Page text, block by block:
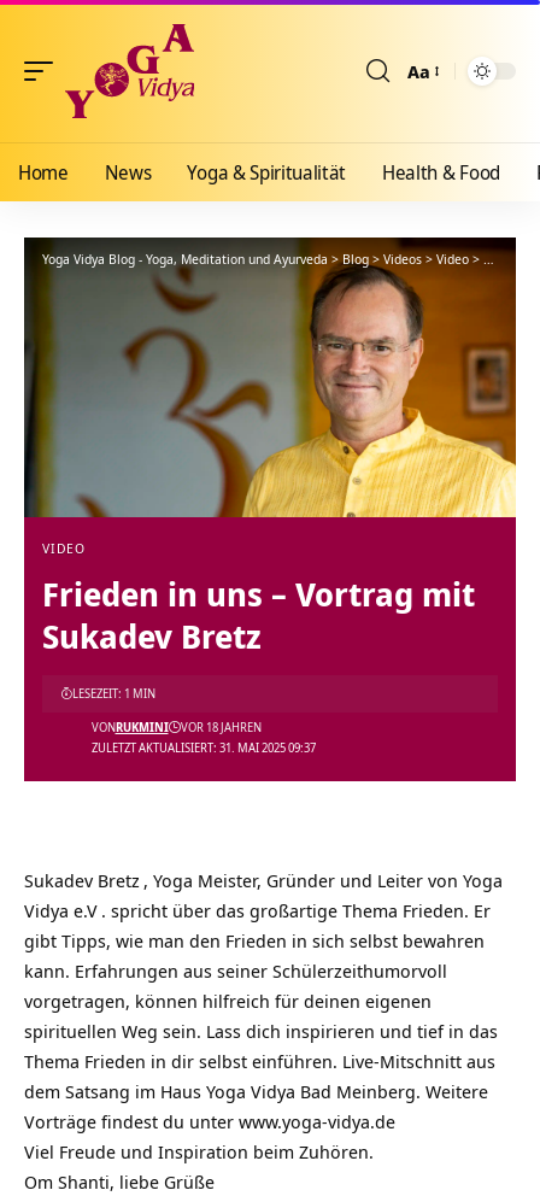
Aa
Home News Yoga & Spiritualität Health & Food
Yoga Vidya Blog - Yoga, Meditation und Ayurveda >Blog > Videos>Video> Frieden
VIDEO
Frieden in uns – Vortrag mit
Sukadev Bretz
ZULETZT AKTUALISIERT: 31. MAI 2025 09:37
VONRUKMINI VOR 18 JAHREN
LESEZEIT: 1 MIN
Sukadev Bretz , Yoga Meister, Gründer und Leiter von Yoga
Vidya e.V . spricht über das großartige Thema Frieden. Er
gibt Tipps, wie man den Frieden in sich selbst bewahren
kann. Erfahrungen aus seiner Schülerzeithumorvoll
vorgetragen, können hilfreich für deinen eigenen
spirituellen Weg sein. Lass dich inspirieren und tief in das
Thema Frieden in dir selbst einführen. Live-Mitschnitt aus
dem Satsang im Haus Yoga Vidya Bad Meinberg. Weitere
Vorträge findest du unter www.yoga-vidya.de
Viel Freude und Inspiration beim Zuhören.
Om Shanti, liebe Grüße